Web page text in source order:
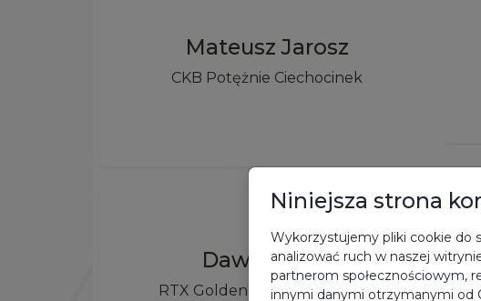
Mateusz Jarosz
CKB Potężnie Ciechocinek
Dawid Dulik
RTX Golden Team Nowy Sącz
Niniejsza strona
Wykorzystujemy pliki cookie do
analizować ruch w naszej
partnerom społecznościowym,
innymi danymi otrzymanymi od